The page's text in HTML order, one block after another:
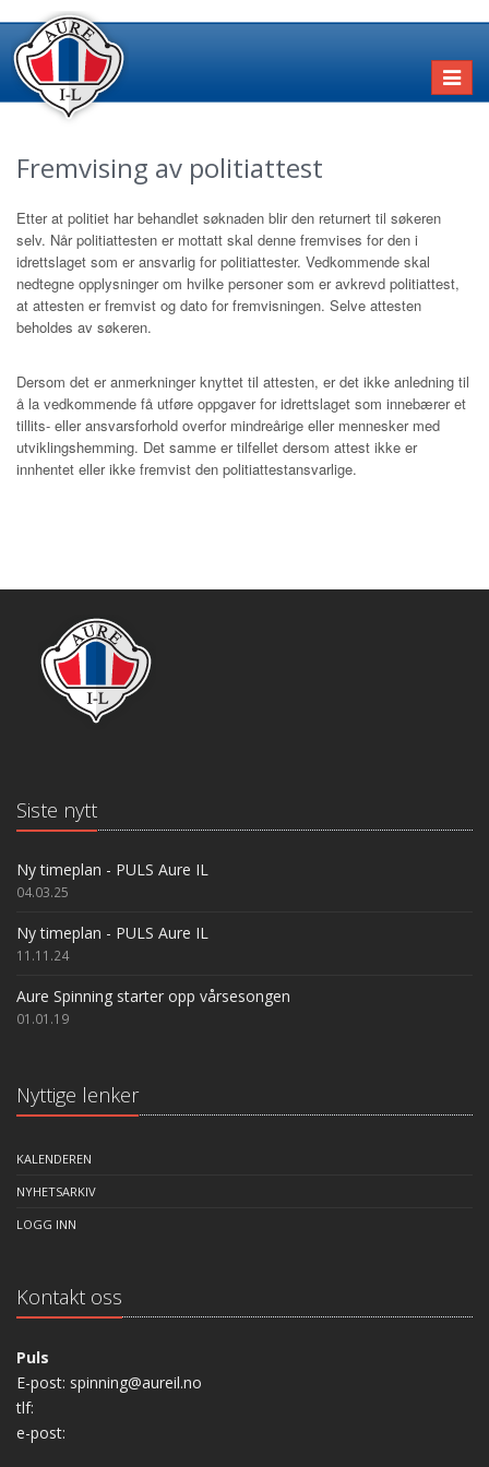
Fremvising av politiattest
Etter at politiet har behandlet søknaden blir den returnert til søkeren
selv. Når politiattesten er mottatt skal denne fremvises for den i
idrettslaget som er ansvarlig for politiattester. Vedkommende skal
nedtegne opplysninger om hvilke personer som er avkrevd politiattest,
at attesten er fremvist og dato for fremvisningen. Selve attesten
beholdes av søkeren.
Dersom det er anmerkninger knyttet til attesten, er det ikke anledning til
å la vedkommende få utføre oppgaver for idrettslaget som innebærer et
tillits- eller ansvarsforhold overfor mindreårige eller mennesker med
utviklingshemming. Det samme er tilfellet dersom attest ikke er
innhentet eller ikke fremvist den politiattestansvarlige.
Siste nytt
Ny timeplan - PULS Aure IL
04.03.25
Ny timeplan - PULS Aure IL
11.11.24
Aure Spinning starter opp vårsesongen
01.01.19
Nyttige lenker
KALENDEREN
NYHETSARKIV
LOGG INN
Kontakt oss
Puls
E-post: spinning@aureil.no
tlf:
e-post: